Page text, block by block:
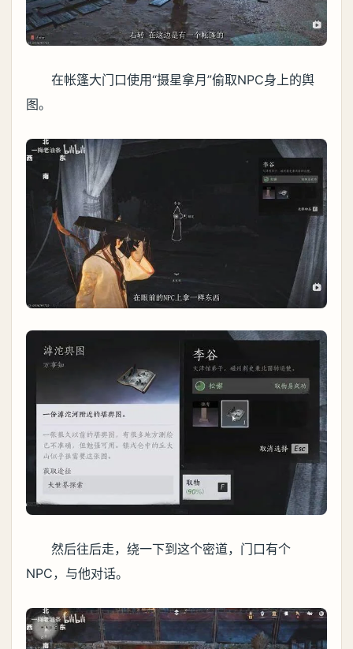
在帐篷大门口使用“摄星拿月”偷取NPC身上的舆
图。
然后往后走，绕一下到这个密道，门口有个
NPC，与他对话。